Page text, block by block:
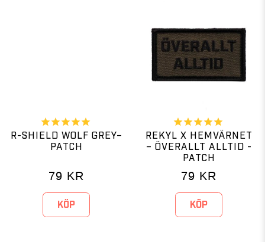
R-SHIELD WOLF GREY–
PATCH
79 KR
KÖP
REKYL X HEMVÄRNET
– ÖVERALLT ALLTID -
PATCH
79 KR
KÖP